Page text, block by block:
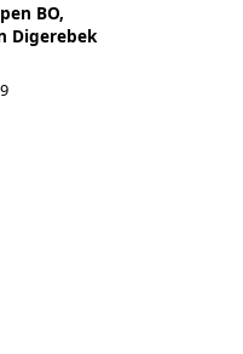
BO,
Digerebek